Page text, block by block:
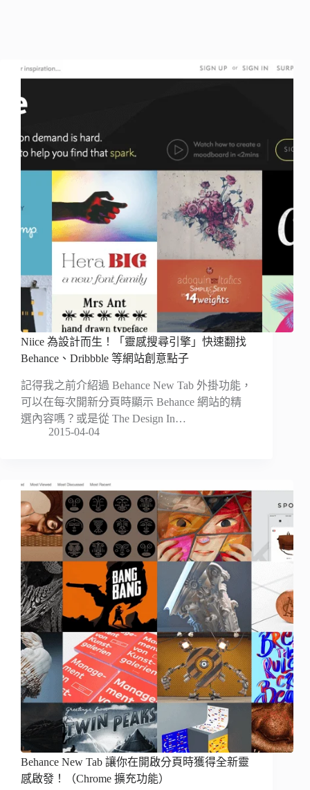
Niice 為設計而生！「靈感搜尋引擎」快速翻找
Behance、Dribbble 等網站創意點子
記得我之前介紹過 Behance New Tab 外掛功能，
可以在每次開新分頁時顯示 Behance 網站的精
選內容嗎？或是從 The Design In…
2015-04-04
Behance New Tab 讓你在開啟分頁時獲得全新靈
感啟發！（Chrome 擴充功能）